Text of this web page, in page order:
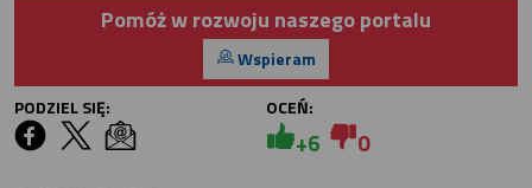
Pomóż w rozwoju naszego portalu
Wspieram
PODZIEL SIĘ:
OCEŃ:
+6 0